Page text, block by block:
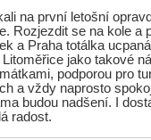
na první letošní
Rozjezdit se na kole a
a Praha totálka
jako takové
podporou pro
a vždy naprosto
budou nadšení. I
radost.